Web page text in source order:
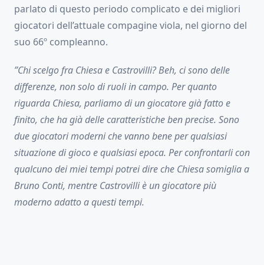
parlato di questo periodo complicato e dei migliori
giocatori dell’attuale compagine viola, nel giorno del
suo 66º compleanno.
”Chi scelgo fra Chiesa e Castrovilli? Beh, ci sono delle
differenze, non solo di ruoli in campo. Per quanto
riguarda Chiesa, parliamo di un giocatore già fatto e
finito, che ha già delle caratteristiche ben precise. Sono
due giocatori moderni che vanno bene per qualsiasi
situazione di gioco e qualsiasi epoca. Per confrontarli con
qualcuno dei miei tempi potrei dire che Chiesa somiglia a
Bruno Conti, mentre Castrovilli è un giocatore più
moderno adatto a questi tempi.